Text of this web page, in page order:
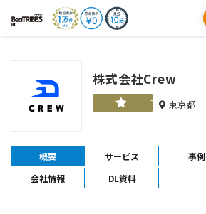
株式会社Crew
ゴールド東京都
概要 サービス 事例
会社情報
DL資料